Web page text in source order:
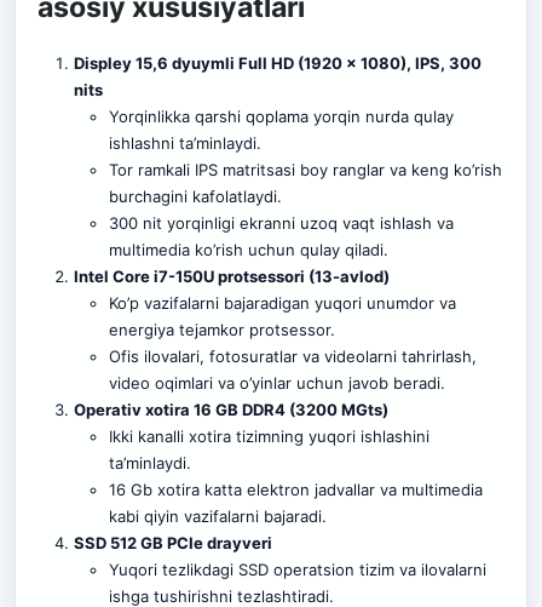
asosiy xususiyatlari
Displey 15,6 dyuymli Full HD (1920 x 1080), IPS, 300
nits
Yorqinlikka qarshi qoplama yorqin nurda qulay
ishlashni ta’minlaydi.
Tor ramkali IPS matritsasi boy ranglar va keng ko’rish
burchagini kafolatlaydi.
300 nit yorqinligi ekranni uzoq vaqt ishlash va
multimedia ko’rish uchun qulay qiladi.
Intel Core i7-150U protsessori (13-avlod)
Ko’p vazifalarni bajaradigan yuqori unumdor va
energiya tejamkor protsessor.
Ofis ilovalari, fotosuratlar va videolarni tahrirlash,
video oqimlari va o’yinlar uchun javob beradi.
Operativ xotira 16 GB DDR4 (3200 MGts)
Ikki kanalli xotira tizimning yuqori ishlashini
ta’minlaydi.
16 Gb xotira katta elektron jadvallar va multimedia
kabi qiyin vazifalarni bajaradi.
SSD 512 GB PCIe drayveri
Yuqori tezlikdagi SSD operatsion tizim va ilovalarni
ishga tushirishni tezlashtiradi.